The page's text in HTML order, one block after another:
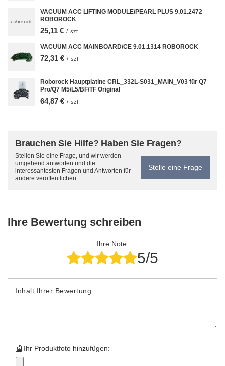
VACUUM ACC LIFTING MODULE/PEARL PLUS 9.01.2472
ROBOROCK
25,11 € / szt.
VACUUM ACC MAINBOARD/CE 9.01.1314 ROBOROCK
72,31 € / szt.
Roborock Hauptplatine CRL_332L-S031_MAIN_V03 für Q7
Pro/Q7 M5/L5/BF/TF Original
64,87 € / szt.
Brauchen Sie Hilfe? Haben Sie Fragen?
Stellen Sie eine Frage, und wir werden
umgehend antworten und die
interessantesten Fragen und Antworten für
andere veröffentlichen.
Stelle eine Frage
Ihre Bewertung schreiben
Ihre Note:
5/5
Inhalt Ihrer Bewertung
Ihr Produktfoto hinzufügen: